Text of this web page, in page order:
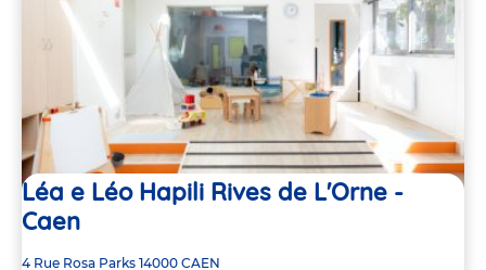
Léa e Léo Hapili Rives de L'Orne -
Caen
Adresse
4 Rue Rosa Parks 14000 CAEN